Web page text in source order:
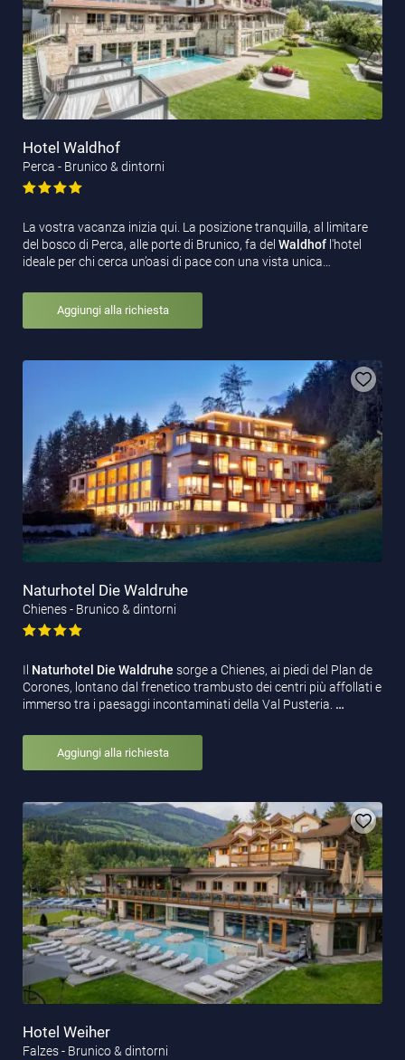
Hotel Waldhof
Perca - Brunico & dintorni
La vostra vacanza inizia qui. La posizione tranquilla, al limitare
del bosco di Perca, alle porte di Brunico, fa del Waldhof l'hotel
ideale per chi cerca un’oasi di pace con una vista unica…
Aggiungi alla richiesta
Naturhotel Die Waldruhe
Chienes - Brunico & dintorni
Il Naturhotel Die Waldruhe sorge a Chienes, ai piedi del Plan de
Corones, lontano dal frenetico trambusto dei centri più affollati e
immerso tra i paesaggi incontaminati della Val Pusteria. …
Aggiungi alla richiesta
Hotel Weiher
Falzes - Brunico & dintorni